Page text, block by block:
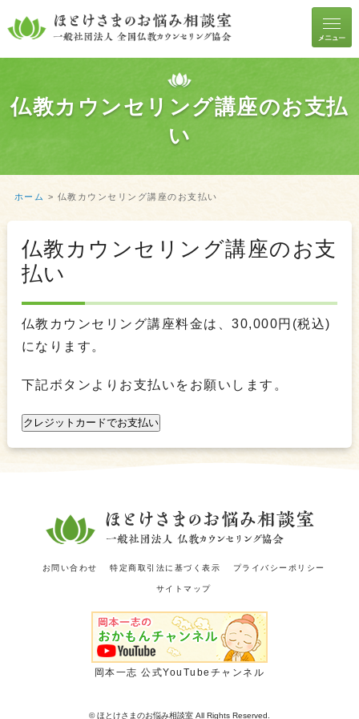
仏教カウンセリング講座のお支払
い
ホーム > 仏教カウンセリング講座のお支払い
仏教カウンセリング講座のお支
払い
仏教カウンセリング講座料金は、30,000円(税込)
になります。
下記ボタンよりお支払いをお願いします。
クレジットカードでお支払い
お問い合わせ 特定商取引法に基づく表示 プライバシーポリシー
サイトマップ
岡本一志 公式YouTubeチャンネル
© ほとけさまのお悩み相談室 All Rights Reserved.